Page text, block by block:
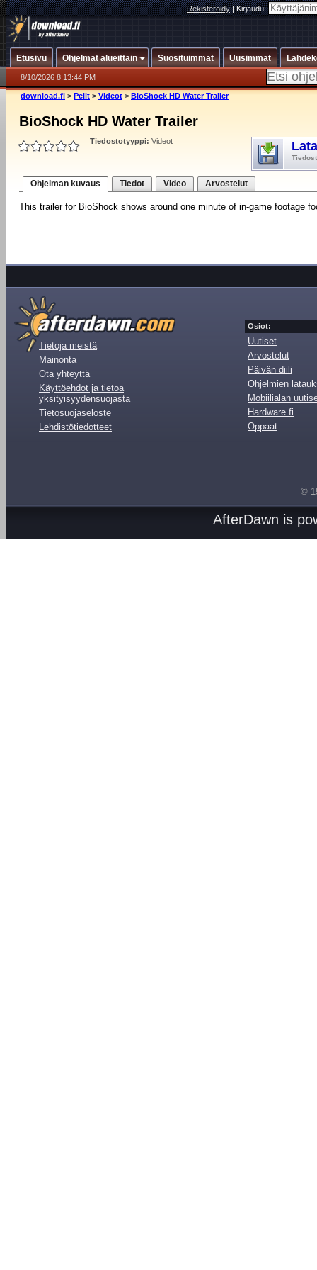
Rekisteröidy|Kirjaudu:
Etusivu Ohjelmat alueittain Suosituimmat Uusimmat
8/10/2026 8:13:44 PM
download.fi > Pelit > Videot > BioShock HD Water Trailer
BioShock HD Water Trailer
Tiedostotyyppi: Videot
Ohjelman kuvaus Tiedot Video Arvostelut
This trailer for BioShock shows around one minute of in-game footage
Tietoja meistä
Mainonta
Ota yhteyttä
Käyttöehdot ja tietoa
yksityisyydensuojasta
Tietosuojaseloste
Lehdistötiedotteet
Osiot:
Uutiset
Arvostelut
Päivän diili
Ohjelmien
Mobiilialan
Hardware.fi
Oppaat
©
AfterDawn is